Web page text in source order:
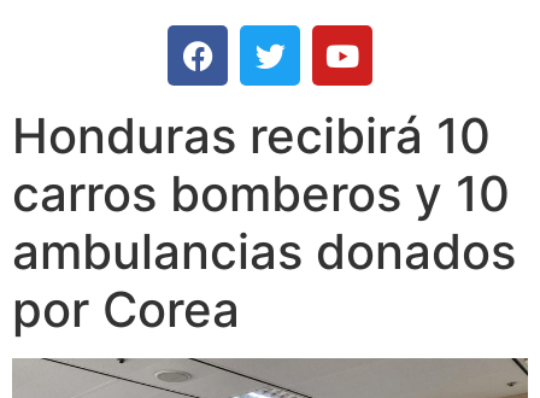
Honduras recibirá 10
carros bomberos y 10
ambulancias donados
por Corea